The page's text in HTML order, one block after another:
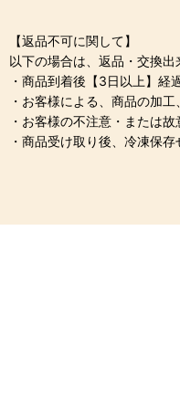
【返品不可に関して】
以下の場合は、返品・交換出
・商品到着後【3日以上】経
・お客様による、商品の加工
・お客様の不注意・または
・商品受け取り後、冷凍保